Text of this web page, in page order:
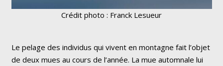
Crédit photo : Franck Lesueur
Le pelage des individus qui vivent en montagne fait l’objet
de deux mues au cours de l’année. La mue automnale lui